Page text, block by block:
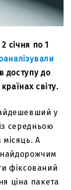
січня по 1
доступу до
світу.
у
середньою
А
фіксований
ціна пакета